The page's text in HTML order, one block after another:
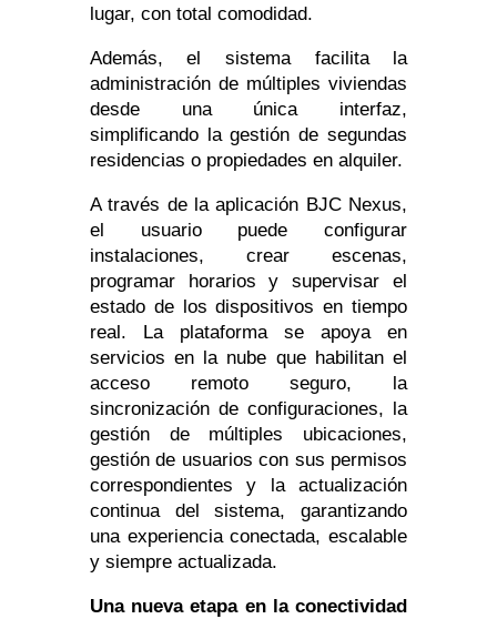
lugar, con total comodidad.
Además, el sistema facilita la
administración de múltiples viviendas
desde una única interfaz,
simplificando la gestión de segundas
residencias o propiedades en alquiler.
A través de la aplicación BJC Nexus,
el usuario puede configurar
instalaciones, crear escenas,
programar horarios y supervisar el
estado de los dispositivos en tiempo
real. La plataforma se apoya en
servicios en la nube que habilitan el
acceso remoto seguro, la
sincronización de configuraciones, la
gestión de múltiples ubicaciones,
gestión de usuarios con sus permisos
correspondientes y la actualización
continua del sistema, garantizando
una experiencia conectada, escalable
y siempre actualizada.
Una nueva etapa en la conectividad